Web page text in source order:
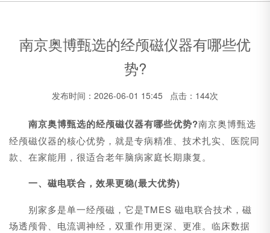
南京奥博甄选的经颅磁仪器有哪些优
势?
发布时间：2026-06-01 15:45 点击：144次
南京奥博甄选的经颅磁仪器有哪些优势?南京奥博甄选
经颅磁仪器的核心优势，就是专病精准、技术扎实、医院同
款、在家能用，很适合老年脑病家庭长期康复。
一、磁电联合，效果更稳(最大优势)
别家多是单一经颅磁，它是TMES 磁电联合技术，磁
场透颅骨、电流调神经，双重作用更深、更准。临床数据